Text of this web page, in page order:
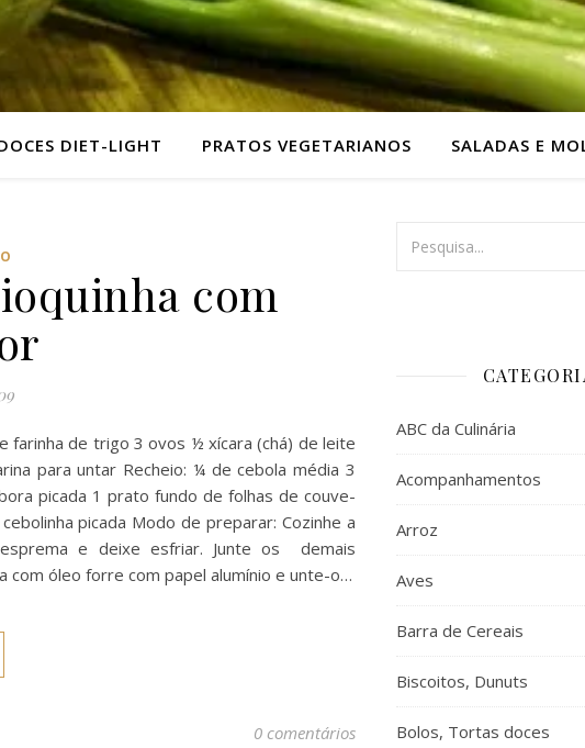
DIET-LIGHT PRATOS VEGETARIANOS SALADAS E
com
farinha de trigo 3 ovos ½ xícara (chá) de leite
para untar Recheio: ¼ de cebola média 3
picada 1 prato fundo de folhas de couve-
picada Modo de preparar: Cozinhe a
e deixe esfriar. Junte os demais
óleo forre com papel alumínio e unte-o…
0 comentários
ABC da Culinária
Acompanhamentos
Arroz
Aves
Barra de Cereais
Biscoitos, Dunuts
Bolos, Tortas doces